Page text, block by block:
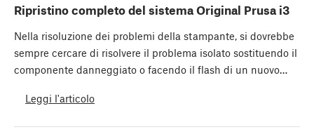
Ripristino completo del sistema Original Prusa i3
Nella risoluzione dei problemi della stampante, si dovrebbe
sempre cercare di risolvere il problema isolato sostituendo il
componente danneggiato o facendo il flash di un nuovo…
Leggi l'articolo